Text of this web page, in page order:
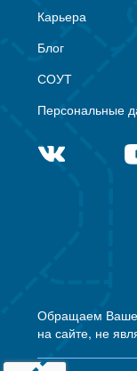
Карьера
Блог
СОУТ
Персональные
Обращаем Ваше
на сайте, не